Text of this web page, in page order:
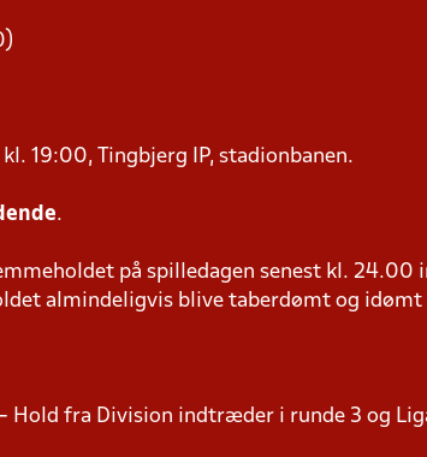
19:00, Tingbjerg IP, stadionbanen.
.
på spilledagen senest kl. 24.00
almindeligvis blive taberdømt og idømt
Hold fra Division indtræder i runde 3 og